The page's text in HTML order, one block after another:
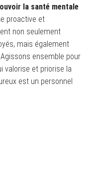
la santé mentale
proactive et
non seulement
mais également
ensemble pour
valorise et priorise la
est un personnel